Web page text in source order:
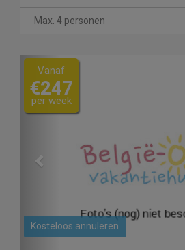
Max. 4 personen
Previous
Kosteloos annuleren
Vanaf
€247
per week